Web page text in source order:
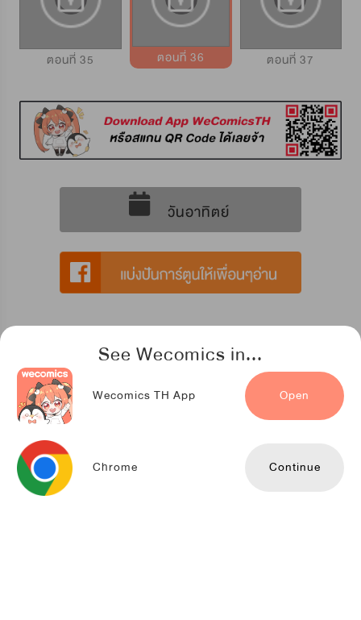
See Wecomics in...
Wecomics TH App Open
Chrome Continue
ตอนที่ 35 ตอนที่ 36 ตอนที่ 37
วันอาทิตย์
การ์ตูนที่แนะนำสำหรับคุณ
สัมพันธ์อสูรศิลาคราม